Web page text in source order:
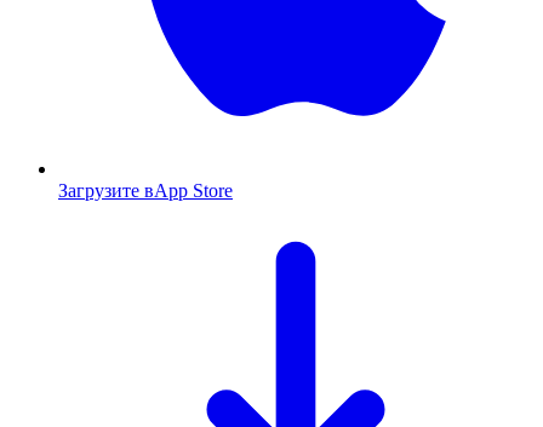
Загрузите вApp Store